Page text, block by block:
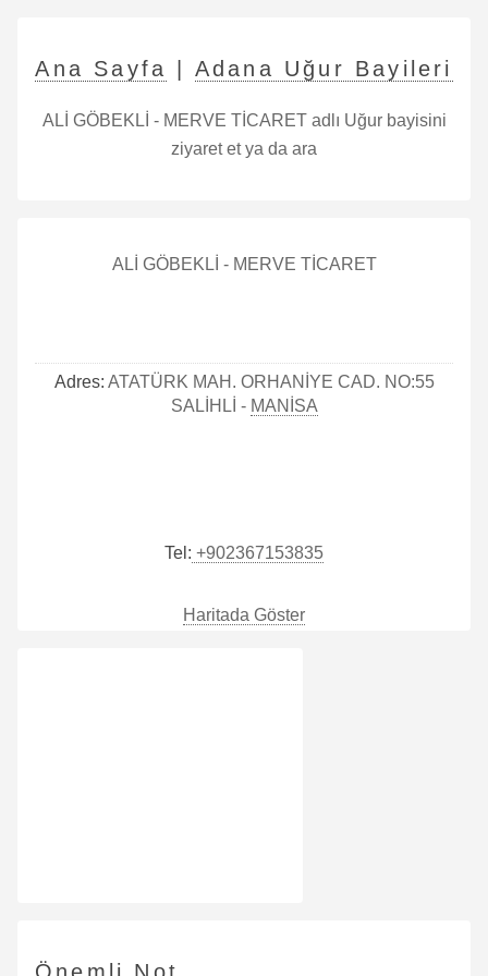
Ana Sayfa Adana Uğur Bayileri
ALİ GÖBEKLİ - MERVE TİCARET adlı Uğur bayisini
ziyaret et ya da ara
ALİ GÖBEKLİ - MERVE TİCARET
Adres: ATATÜRK MAH. ORHANİYE CAD. NO:55
SALİHLİ - MANİSA
Tel: +902367153835
Haritada Göster